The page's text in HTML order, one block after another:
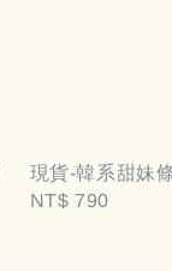
現貨-韓系甜妹
Regular
NT$ 790